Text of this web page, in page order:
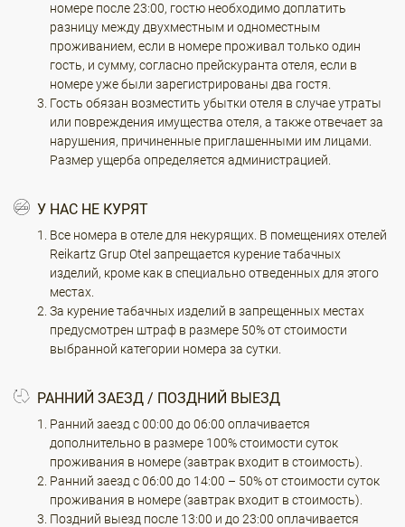
номере после 23:00, гостю необходимо доплатить
разницу между двухместным и одноместным
проживанием, если в номере проживал только один
гость, и сумму, согласно прейскуранта отеля, если в
номере уже были зарегистрированы два гостя.
Гость обязан возместить убытки отеля в случае утраты
или повреждения имущества отеля, а также отвечает за
нарушения, причиненные приглашенными им лицами.
Размер ущерба определяется администрацией.
У НАС НЕ КУРЯТ
Все номера в отеле для некурящих. В помещениях отелей
Reikartz Grup Otel запрещается курение табачных
изделий, кроме как в специально отведенных для этого
местах.
За курение табачных изделий в запрещенных местах
предусмотрен штраф в размере 50% от стоимости
выбранной категории номера за сутки.
РАННИЙ ЗАЕЗД / ПОЗДНИЙ ВЫЕЗД
Ранний заезд с 00:00 до 06:00 оплачивается
дополнительно в размере 100% стоимости суток
проживания в номере (завтрак входит в стоимость).
Ранний заезд с 06:00 до 14:00 – 50% от стоимости суток
проживания в номере (завтрак входит в стоимость).
Поздний выезд после 13:00 и до 23:00 оплачивается